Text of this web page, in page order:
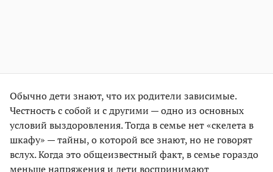
Обычно дети знают, что их родители зависимые.
Честность с собой и с другими — одно из основных
условий выздоровления. Тогда в семье нет «скелета в
шкафу» — тайны, о которой все знают, но не говорят
вслух. Когда это общеизвестный факт, в семье гораздо
меньше напряжения и дети воспринимают